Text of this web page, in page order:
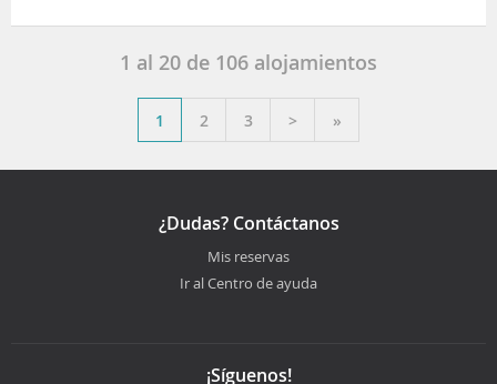
1 al 20 de 106 alojamientos
1 2 3 > »
¿Dudas? Contáctanos
Mis reservas
Ir al Centro de ayuda
¡Síguenos!